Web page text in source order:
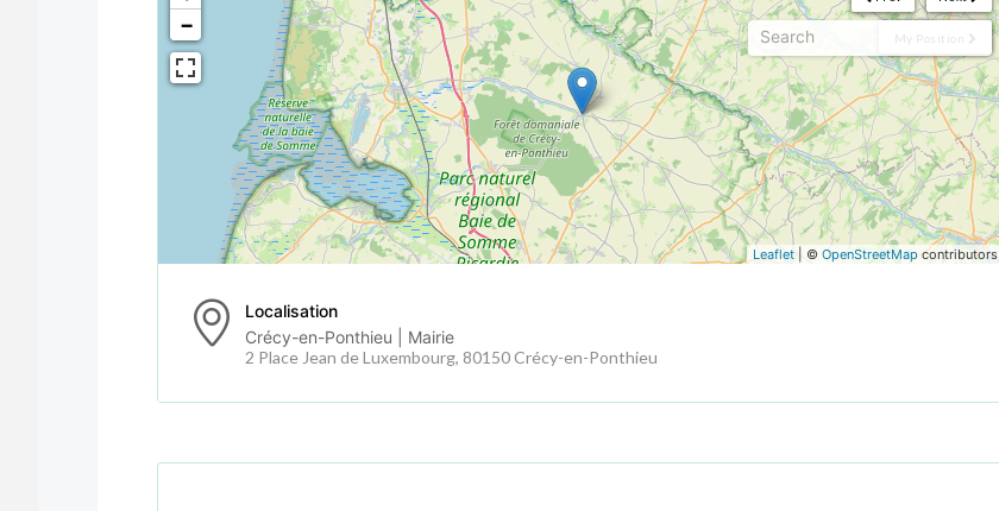
My Position
−
Leaflet| © OpenStreetMapcontributors
Localisation
Crécy-en-Ponthieu | Mairie
2 Place Jean de Luxembourg, 80150 Crécy-en-Ponthieu